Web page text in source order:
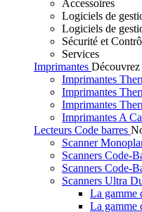
Accessoires
Logiciels de
Logiciels de
Sécurité et
Services
Imprimantes Découvrez
Imprimantes
Imprimantes
Imprimantes
Imprimantes A
Lecteurs Code barres
Scanner
Scanners Code-
Scanners Code-
Scanners Ultra
La gamme
La gamme